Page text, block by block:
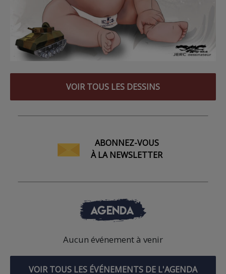
VOIR TOUS LES DESSINS
ABONNEZ-VOUS
À LA NEWSLETTER
AGENDA
Aucun événement à venir
VOIR TOUS LES ÉVÉNEMENTS DE L'AGENDA